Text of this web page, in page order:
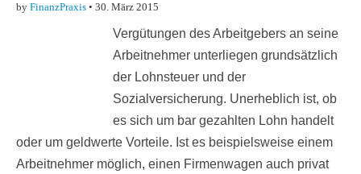
by FinanzPraxis • 30. März 2015
Vergütungen des Arbeitgebers an seine
Arbeitnehmer unterliegen grundsätzlich
der Lohnsteuer und der
Sozialversicherung. Unerheblich ist, ob
es sich um bar gezahlten Lohn handelt
oder um geldwerte Vorteile. Ist es beispielsweise einem
Arbeitnehmer möglich, einen Firmenwagen auch privat